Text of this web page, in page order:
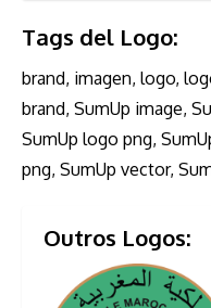
Tags del Logo:
brand, imagen, logo,
brand, SumUp image,
SumUp logo png,
png, SumUp vector,
Outros Logos: